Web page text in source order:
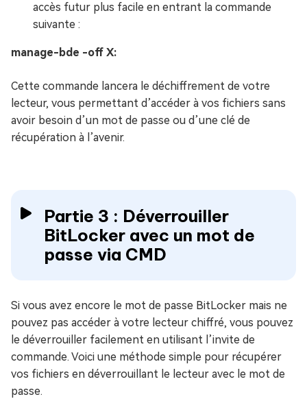
accès futur plus facile en entrant la commande
suivante :
manage-bde -off X:
Cette commande lancera le déchiffrement de votre
lecteur, vous permettant d’accéder à vos fichiers sans
avoir besoin d’un mot de passe ou d’une clé de
récupération à l’avenir.
Partie 3 : Déverrouiller
BitLocker avec un mot de
passe via CMD
Si vous avez encore le mot de passe BitLocker mais ne
pouvez pas accéder à votre lecteur chiffré, vous pouvez
le déverrouiller facilement en utilisant l’invite de
commande. Voici une méthode simple pour récupérer
vos fichiers en déverrouillant le lecteur avec le mot de
passe.